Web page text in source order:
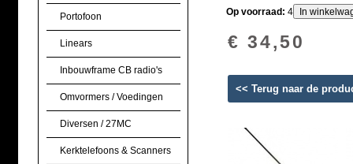
Portofoon
Linears
Inbouwframe CB radio's
Omvormers / Voedingen
Diversen / 27MC
Kerktelefoons & Scanners
Op voorraad: 4
€ 34,50
<< Terug naar de